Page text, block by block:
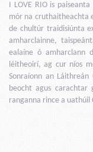
I LOVE RIO is
mór na cruthaitheachta
de chultúr traidisiúnta
amharclainne,
ealaíne ó amharclann
léitheoirí, ag cur níos
Sonraíonn an
beocht agus
ranganna rince a uathúil